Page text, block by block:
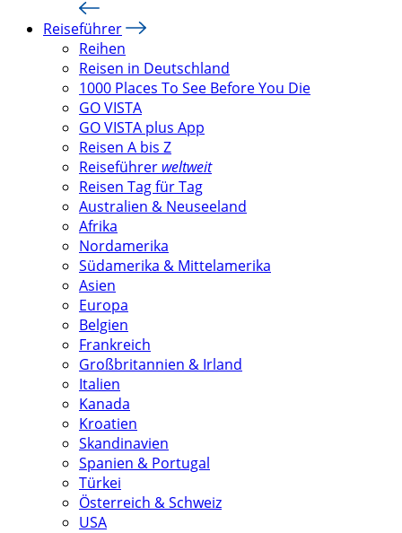
Reiseführer
Reihen
Reisen in Deutschland
1000 Places To See Before You Die
GO VISTA
GO VISTA plus App
Reisen A bis Z
Reiseführer weltweit
Reisen Tag für Tag
Australien & Neuseeland
Afrika
Nordamerika
Südamerika & Mittelamerika
Asien
Europa
Belgien
Frankreich
Großbritannien & Irland
Italien
Kanada
Kroatien
Skandinavien
Spanien & Portugal
Türkei
Österreich & Schweiz
USA